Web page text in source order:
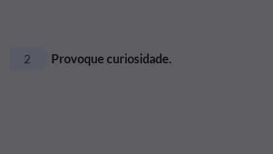
2 Provoque curiosidade.